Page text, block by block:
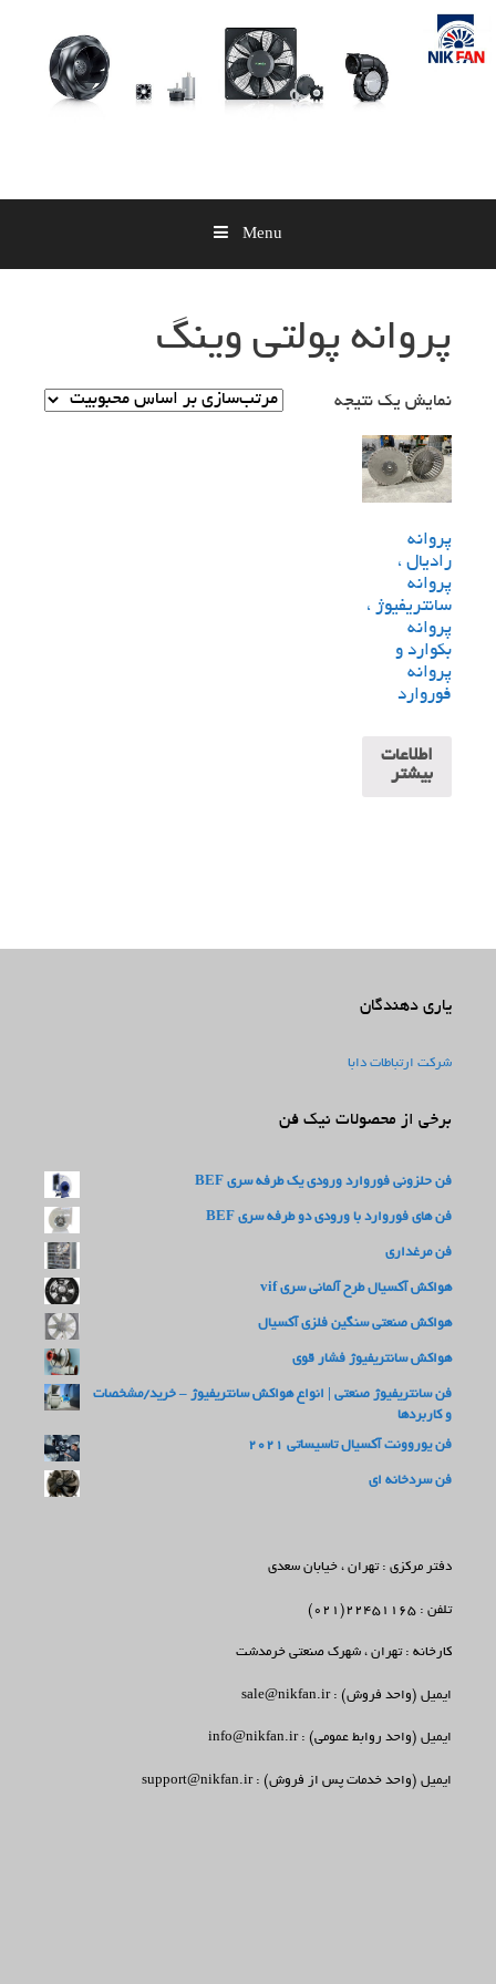
Skip
content
Menu
پروانه پولتی وینگ
نمایش یک نتیجه
پروانه
رادیال ،
پروانه
سانتریفیوژ ،
پروانه
بکوارد و
پروانه
فوروارد
اطلاعات
بیشتر
یاری دهندگان
شرکت ارتباطات دابا
برخی از محصولات نیک فن
فن حلزونی فوروارد ورودی یک طرفه سری BEF
فن های فوروارد با ورودی دو طرفه سری BEF
فن مرغداری
هواکش آکسیال طرح آلمانی سری vif
هواکش صنعتی سنگین فلزی آکسیال
هواکش سانتریفیوژ فشار قوی
فن سانتریفیوژ صنعتی | انواع هواکش سانتریفیوژ – خرید/مشخصات
و کاربردها
فن یوروونت آکسیال تاسیساتی 2021
فن سردخانه ای
دفتر مرکزی : تهران ، خیابان سعدی
تلفن : 22451165(021)
کارخانه : تهران ، شهرک صنعتی خرمدشت
ایمیل (واحد فروش) : sale@nikfan.ir
ایمیل (واحد روابط عمومی) : info@nikfan.ir
ایمیل (واحد خدمات پس از فروش) : support@nikfan.ir